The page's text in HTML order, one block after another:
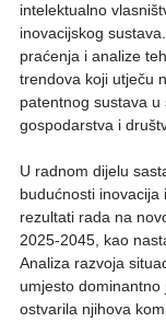
intelektualno
inovacijskog
praćenja i analize
trendova koji utječu
patentnog sustava
gospodarstva i
U radnom dijelu
budućnosti
rezultati rada na
2025-2045, kao
Analiza razvoja
umjesto
ostvarila njihova